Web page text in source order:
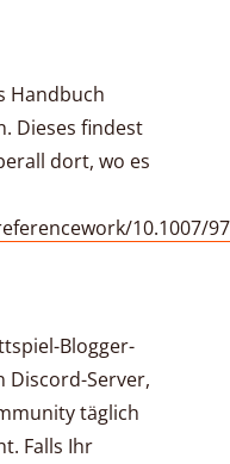
Handbuch
Dieses findest
dort, wo es
10.1007/
Blogger-
Discord-Server,
täglich
Falls Ihr